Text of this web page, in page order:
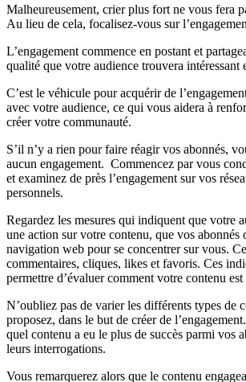
Malheureusement, crier plus fort ne vous fera
Au lieu de cela, focalisez-vous sur
L’engagement commence en postant et
qualité que votre audience trouvera intéressant
C’est le véhicule pour acquérir de
avec votre audience, ce qui vous aidera à
créer votre communauté.
S’il n’y a rien pour faire réagir vos abonnés,
aucun engagement. Commencez par vous
et examinez de près l’engagement sur vos
personnels.
Regardez les mesures qui indiquent que votre
une action sur votre contenu, que vos abonnés
navigation web pour se concentrer sur vous.
commentaires, cliques, likes et favoris. Ces
permettre d’évaluer comment votre contenu est
N’oubliez pas de varier les différents types de
proposez, dans le but de créer de
quel contenu a eu le plus de succès parmi vos
leurs interrogations.
Vous remarquerez alors que le contenu